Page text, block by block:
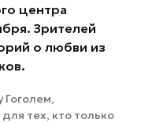
центра
Зрителей
о любви из
тех, кто только